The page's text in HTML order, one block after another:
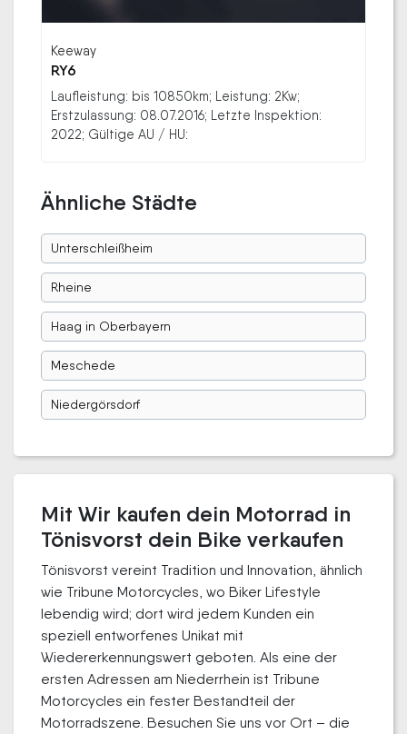
Keeway
RY6
Laufleistung: bis 10850km; Leistung: 2Kw;
Erstzulassung: 08.07.2016; Letzte Inspektion:
2022; Gültige AU / HU:
Ähnliche Städte
Unterschleißheim
Rheine
Haag in Oberbayern
Meschede
Niedergörsdorf
Mit Wir kaufen dein Motorrad in
Tönisvorst dein Bike verkaufen
Tönisvorst vereint Tradition und Innovation, ähnlich
wie Tribune Motorcycles, wo Biker Lifestyle
lebendig wird; dort wird jedem Kunden ein
speziell entworfenes Unikat mit
Wiedererkennungswert geboten. Als eine der
ersten Adressen am Niederrhein ist Tribune
Motorcycles ein fester Bestandteil der
Motorradszene. Besuchen Sie uns vor Ort – die